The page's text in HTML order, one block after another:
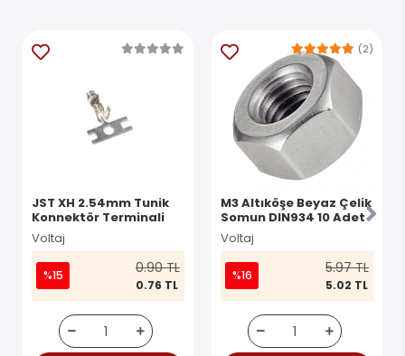
JST XH 2.54mm Tunik
Konnektör Terminali
Voltaj
%15 0.90 TL
0.76 TL
M3 Altıköşe Beyaz Çelik
Somun DIN934 10 Adet
Voltaj
(2)
%16 5.97 TL
5.02 TL